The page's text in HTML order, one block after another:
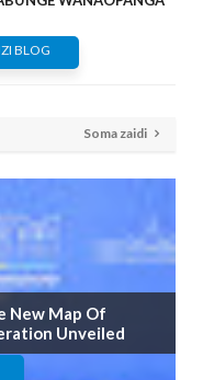
BLOG
Soma zaidi
New Map Of
Unveiled